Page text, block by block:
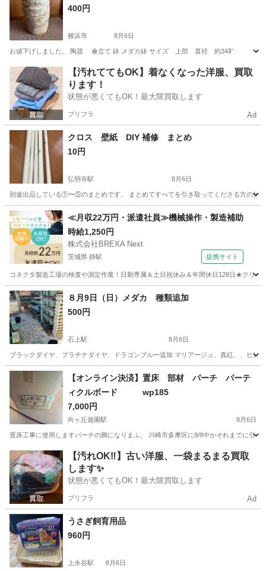
400円
横浜市 8月6日
お値下げしました。 陶器 傘立て 鉢 メダカ鉢 サイズ 上部 直径 約34㌢
神奈川 横浜市 その他 さい
【汚れててもOK】着なくなった洋服、買取
ります！
状態が悪くてもOK！最大限買取します
プリフラ Ad
クロス 壁紙 DIY 補修 まとめ
10円
弘明寺駅 8月6日
別途出品している①〜⑤のまとめです。 まとめてすべてを引き取ってくださる方の値
神奈川 横浜市 弘明寺駅 その他
≪月収22万円・派遣社員≫機械操作・製造補助
時給1,250円
株式会社BREXA Next
茨城県 静駅 提携サイト
コネクタ製造工場の検査や測定作業！日勤専属＆土日祝休み＆年間休日128日★クリ
茨城 常陸大宮市 静駅 その他
８月9日（日）メダカ 種類追加
500円
石上駅 8月6日
ブラックダイヤ、プラチナダイヤ、ドラゴンブルー追加 マリアージュ、真紅、、ヒ
神奈川 藤沢市 石上駅 その他 マリアージュ
【オンライン決済】置床 部材 パーチ パーテ
ィクルボード wp185
7,000円
向ヶ丘遊園駅 8月6日
置床工事に使用しますパーチの脚になりまふ。 川崎市多摩区に8/8中かそれまでに引
神奈川 川崎市 向ヶ丘遊園駅 その他
【汚れOK‼️】古い洋服、一袋まるまる買取
します✨
状態が悪くてもOK！最大限買取します
プリフラ Ad
うさぎ飼育用品
960円
上永谷駅 8月6日